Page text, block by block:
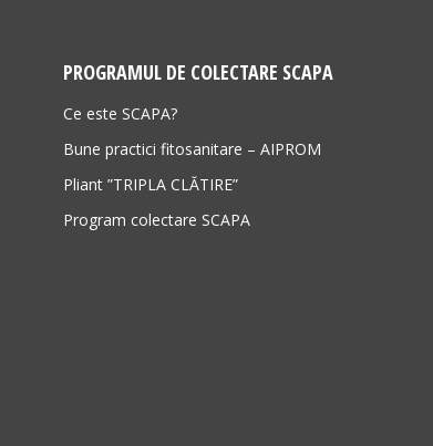
PROGRAMUL DE COLECTARE SCAPA
Ce este SCAPA?
Bune practici fitosanitare – AIPROM
Pliant ”TRIPLA CLĂTIRE”
Program colectare SCAPA